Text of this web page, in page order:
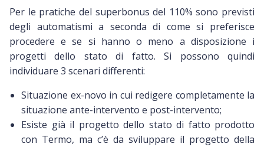
Per le pratiche del superbonus del 110% sono previsti
degli automatismi a seconda di come si preferisce
procedere e se si hanno o meno a disposizione i
progetti dello stato di fatto. Si possono quindi
individuare 3 scenari differenti:
Situazione ex-novo in cui redigere completamente la
situazione ante-intervento e post-intervento;
Esiste già il progetto dello stato di fatto prodotto
con Termo, ma c’è da sviluppare il progetto della